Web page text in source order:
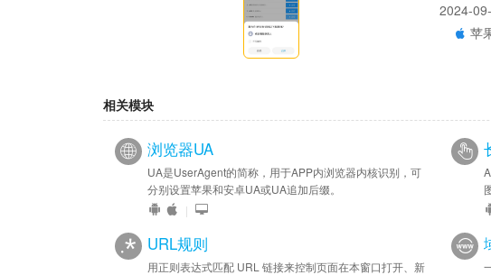
2024-
苹
相关模块
浏览器UA
UA是UserAgent的简称，用于APP内浏览器内核识别，可
分别设置苹果和安卓UA或UA追加后缀。
|
URL规则
用正则表达式匹配 URL 链接来控制页面在本窗口打开、新